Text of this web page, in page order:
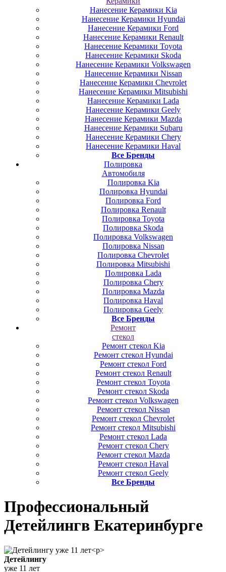
Нанесение Керамики Kia
Нанесение Керамики Hyundai
Нанесение Керамики Ford
Нанесение Керамики Renault
Нанесение Керамики Toyota
Нанесение Керамики Skoda
Нанесение Керамики Volkswagen
Нанесение Керамики Nissan
Нанесение Керамики Chevrolet
Нанесение Керамики Mitsubishi
Нанесение Керамики Lada
Нанесение Керамики Geely
Нанесение Керамики Mazda
Нанесение Керамики Subaru
Нанесение Керамики Chery
Нанесение Керамики Haval
Все Бренды
Полировка
Автомобиля
Полировка Kia
Полировка Hyundai
Полировка Ford
Полировка Renault
Полировка Toyota
Полировка Skoda
Полировка Volkswagen
Полировка Nissan
Полировка Chevrolet
Полировка Mitsubishi
Полировка Lada
Полировка Chery
Полировка Mazda
Полировка Haval
Полировка Geely
Все Бренды
Ремонт
стекол
Ремонт стекол Kia
Ремонт стекол Hyundai
Ремонт стекол Ford
Ремонт стекол Renault
Ремонт стекол Toyota
Ремонт стекол Skoda
Ремонт стекол Volkswagen
Ремонт стекол Nissan
Ремонт стекол Chevrolet
Ремонт стекол Mitsubishi
Ремонт стекол Lada
Ремонт стекол Chery
Ремонт стекол Mazda
Ремонт стекол Haval
Ремонт стекол Geely
Все Бренды
Профессиональный
Детейлингв Екатеринбурге
Детейлингу
уже 11 лет